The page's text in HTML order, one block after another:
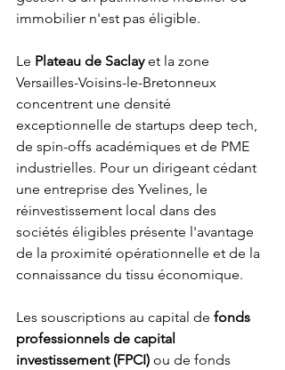
immobilier n'est pas éligible.
Le Plateau de Saclay et la zone
Versailles-Voisins-le-Bretonneux
concentrent une densité
exceptionnelle de startups deep tech,
de spin-offs académiques et de PME
industrielles. Pour un dirigeant cédant
une entreprise des Yvelines, le
réinvestissement local dans des
sociétés éligibles présente l'avantage
de la proximité opérationnelle et de la
connaissance du tissu économique.
Les souscriptions au capital de fonds
professionnels de capital
investissement (FPCI) ou de fonds